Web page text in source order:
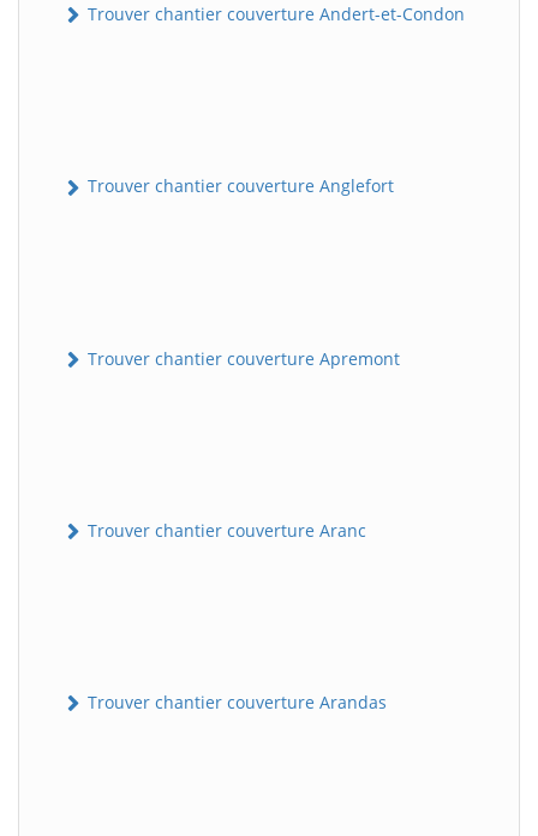
Trouver chantier couverture Andert-et-Condon
Trouver chantier couverture Anglefort
Trouver chantier couverture Apremont
Trouver chantier couverture Aranc
Trouver chantier couverture Arandas